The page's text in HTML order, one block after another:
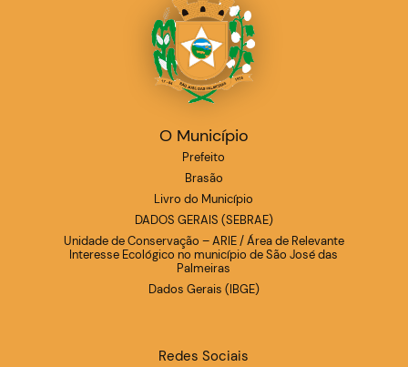
O Município
Prefeito
Brasão
Livro do Município
DADOS GERAIS (SEBRAE)
Unidade de Conservação – ARIE / Área de Relevante
Interesse Ecológico no município de São José das
Palmeiras
Dados Gerais (IBGE)
Redes Sociais